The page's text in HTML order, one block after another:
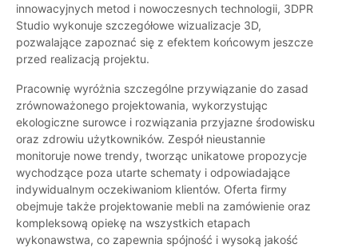
innowacyjnych metod i nowoczesnych technologii, 3DPR
Studio wykonuje szczegółowe wizualizacje 3D,
pozwalające zapoznać się z efektem końcowym jeszcze
przed realizacją projektu.
Pracownię wyróżnia szczególne przywiązanie do zasad
zrównoważonego projektowania, wykorzystując
ekologiczne surowce i rozwiązania przyjazne środowisku
oraz zdrowiu użytkowników. Zespół nieustannie
monitoruje nowe trendy, tworząc unikatowe propozycje
wychodzące poza utarte schematy i odpowiadające
indywidualnym oczekiwaniom klientów. Oferta firmy
obejmuje także projektowanie mebli na zamówienie oraz
kompleksową opiekę na wszystkich etapach
wykonawstwa, co zapewnia spójność i wysoką jakość